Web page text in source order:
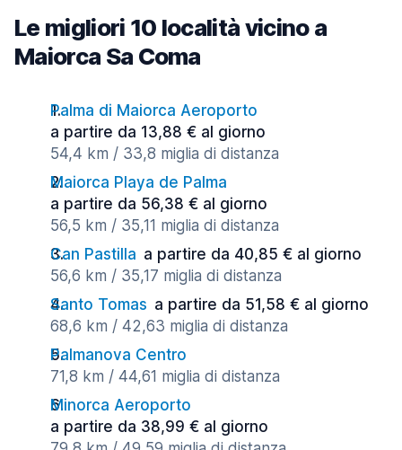
Le migliori 10 località vicino a
Maiorca Sa Coma
Palma di Maiorca Aeroporto
a partire da 13,88 € al giorno
54,4 km / 33,8 miglia di distanza
Maiorca Playa de Palma
a partire da 56,38 € al giorno
56,5 km / 35,11 miglia di distanza
Can Pastilla a partire da 40,85 € al giorno
56,6 km / 35,17 miglia di distanza
Santo Tomas a partire da 51,58 € al giorno
68,6 km / 42,63 miglia di distanza
Palmanova Centro
71,8 km / 44,61 miglia di distanza
Minorca Aeroporto
a partire da 38,99 € al giorno